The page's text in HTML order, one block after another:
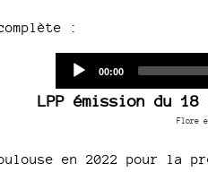
:
Current
00:00
LPP émission du
Flore
en 2022 pour la